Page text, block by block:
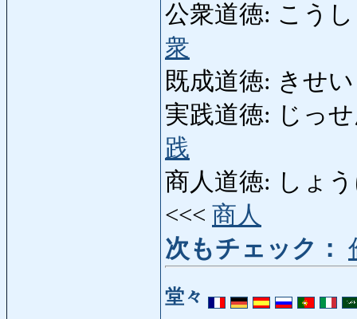
公衆道徳: こう
衆
既成道徳: きせ
実践道徳: じっ
践
商人道徳: しょ
<<< 商人
次もチェック：
堂々